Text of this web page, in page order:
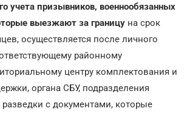
учета призывников, военнообязанных
выезжают за границу на срок
осуществляется после личного
районному
центру комплектования и
органа СБУ, подразделения
с документами, которые